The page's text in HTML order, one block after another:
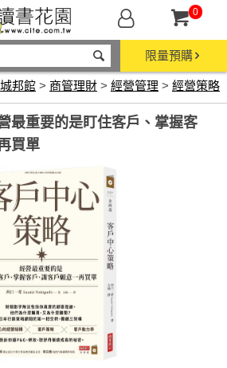
0
限量預購
城邦館 > 商管理財 > 經營管理 > 經營策略
最重要的是盯住客戶、掌握客
買單